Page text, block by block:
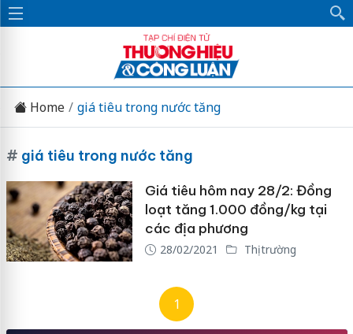
Home giá tiêu trong nước tăng
# giá tiêu trong nước tăng
Giá tiêu hôm nay 28/2: Đồng
loạt tăng 1.000 đồng/kg tại
các địa phương
28/02/2021 Thị trường
1